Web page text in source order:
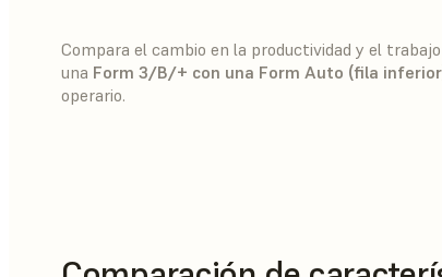
Compara el cambio en la productividad y el
una Form 3/B/+ con una Form Auto (fila
operario.